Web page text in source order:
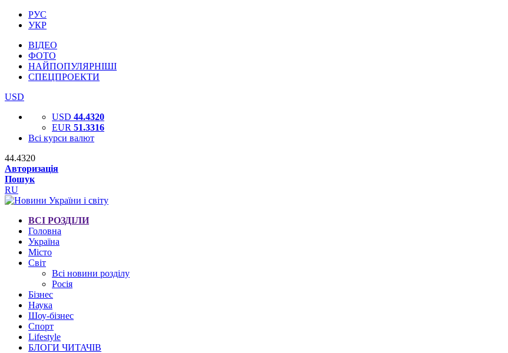
РУС
УКР
ВІДЕО
ФОТО
НАЙПОПУЛЯРНІШІ
СПЕЦПРОЕКТИ
USD
USD 44.4320
EUR 51.3316
Всі курси валют
44.4320
Авторизація
Пошук
RU
ВСІ РОЗДІЛИ
Головна
Україна
Місто
Світ
Всі новини розділу
Росія
Бізнес
Наука
Шоу-бізнес
Спорт
Lifestyle
БЛОГИ ЧИТАЧІВ